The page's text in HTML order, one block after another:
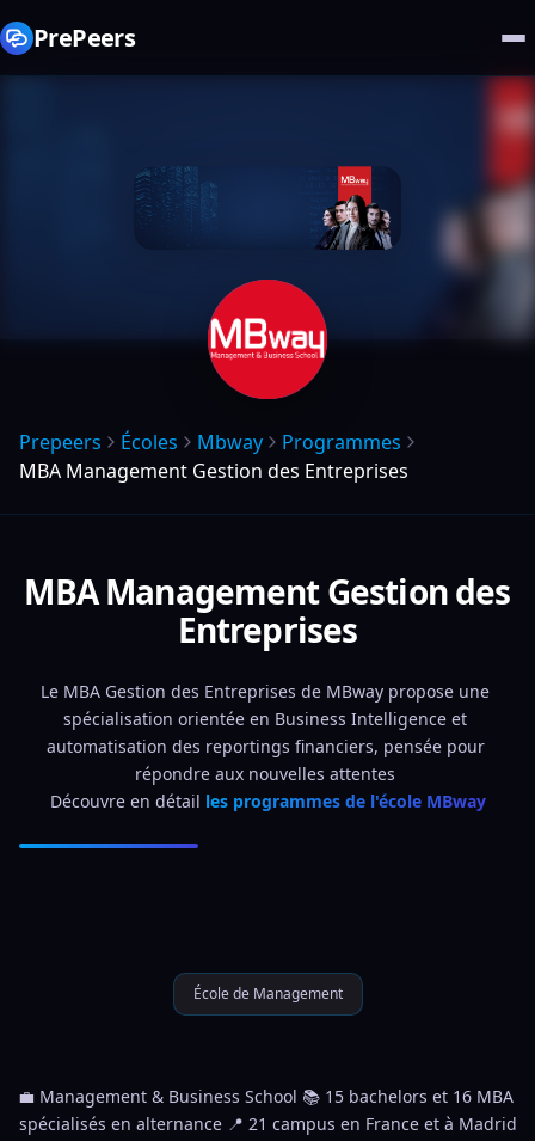
PrePeers
Prepeers Écoles Mbway
Programmes
MBA Management Gestion des Entreprises
MBA Management Gestion des
Entreprises
Le MBA Gestion des Entreprises de MBway propose une
spécialisation orientée en Business Intelligence et
automatisation des reportings financiers, pensée pour
répondre aux nouvelles attentes
Découvre en détail les programmes de l'école MBway
École de Management
💼 Management & Business School 📚 15 bachelors et 16 MBA
spécialisés en alternance 📍 21 campus en France et à Madrid